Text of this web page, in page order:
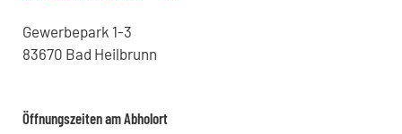
Gewerbepark 1-3
83670 Bad Heilbrunn
Öffnungszeiten am Abholort